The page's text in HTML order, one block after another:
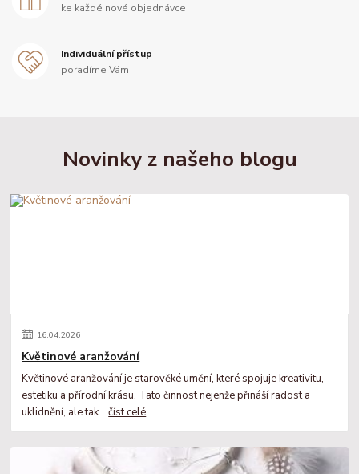
ke každé nové objednávce
Individuální přístup
poradíme Vám
Novinky z našeho blogu
16.04.2026
Květinové aranžování
Květinové aranžování je starověké umění, které spojuje kreativitu,
estetiku a přírodní krásu. Tato činnost nejenže přináší radost a
uklidnění, ale tak...číst celé